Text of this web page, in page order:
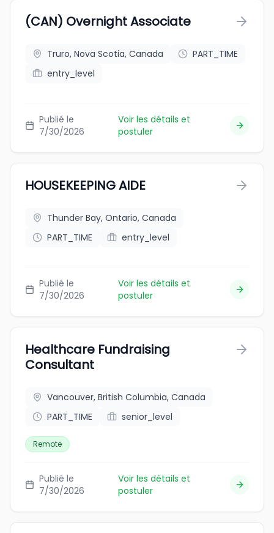
(CAN) Overnight Associate
Truro, Nova Scotia, Canada
PART_TIME
entry_level
Publié le
7/30/2026
Voir les détails et
postuler
HOUSEKEEPING AIDE
Thunder Bay, Ontario, Canada
PART_TIME
entry_level
Publié le
7/30/2026
Voir les détails et
postuler
Healthcare Fundraising
Consultant
Vancouver, British Columbia, Canada
PART_TIME
senior_level
Remote
Publié le
7/30/2026
Voir les détails et
postuler